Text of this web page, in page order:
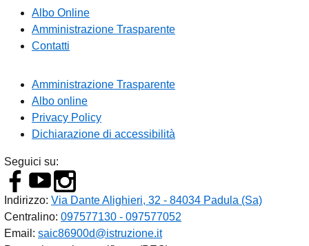
Albo Online
Amministrazione Trasparente
Contatti
Amministrazione Trasparente
Albo online
Privacy Policy
Dichiarazione di accessibilità
Seguici su:
Indirizzo: Via Dante Alighieri, 32 - 84034 Padula (Sa)
Centralino: 097577130 - 097577052
Email: saic86900d@istruzione.it